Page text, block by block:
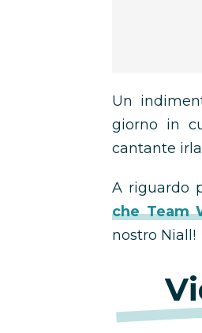
Un
giorno in
cantante
A riguardo
che Team
nostro Niall!